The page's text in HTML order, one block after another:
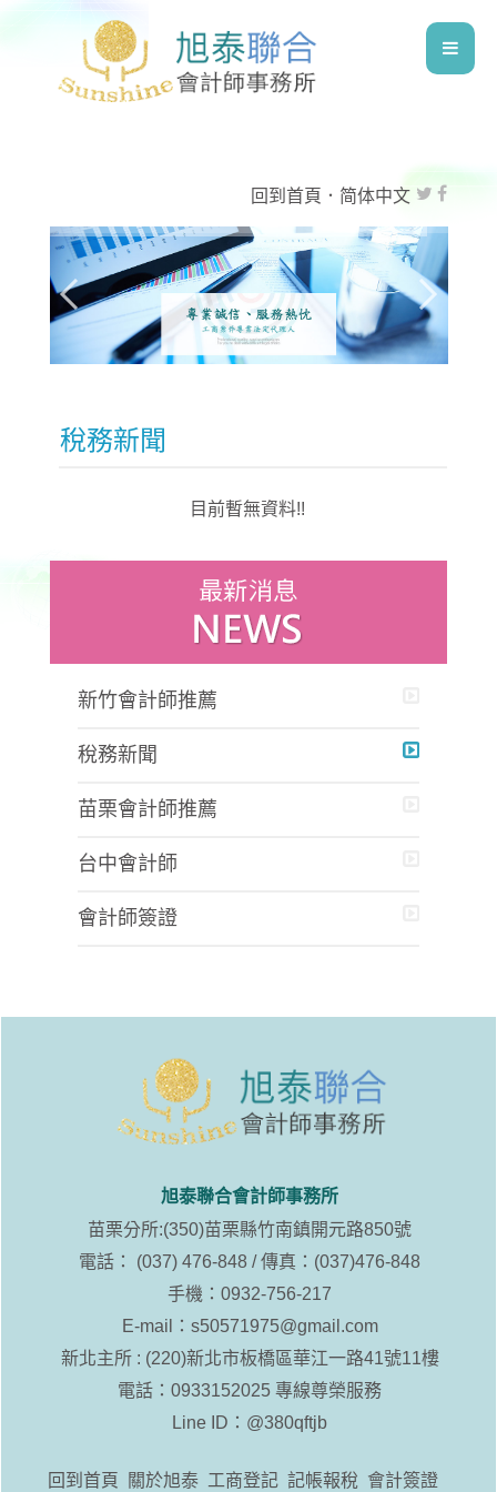
回到首頁 ． 简体中文
稅務新聞
目前暫無資料!!
新竹會計師推薦
稅務新聞
苗栗會計師推薦
台中會計師
會計師簽證
旭泰聯合會計師事務所
苗栗分所:(350)苗栗縣竹南鎮開元路850號
電話： (037) 476-848 / 傳真：(037)476-848
手機：0932-756-217
E-mail： s50571975@gmail.com
新北主所 : (220)新北市板橋區華江一路41號11樓
電話：0933152025 專線尊榮服務
Line ID： @380qftjb
回到首頁 關於旭泰 工商登記 記帳報稅 會計簽證